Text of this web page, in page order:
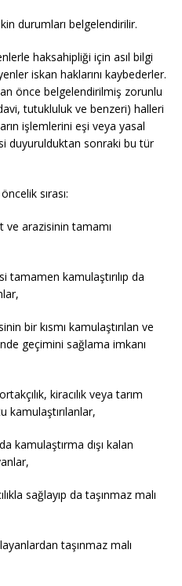
durumları belgelendirilir.
haksahipliği için asıl bilgi
iskan haklarını kaybederler.
önce belgelendirilmiş zorunlu
tutukluluk ve benzeri) halleri
işlemlerini eşi veya yasal
duyurulduktan sonraki bu tür
sırası:
arazisinin tamamı
kamulaştırılıp da
bir kısmı kamulaştırılan ve
geçimini sağlama imkanı
kiracılık veya tarım
kamulaştırılanlar,
kamulaştırma dışı kalan
sağlayıp da taşınmaz malı
taşınmaz malı